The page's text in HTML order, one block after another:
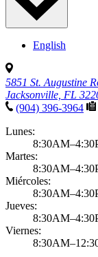
English
5851 St. Augustine
Jacksonville, FL
(904) 396-3964
Lunes:
Martes:
Miércoles:
Jueves:
Viernes: